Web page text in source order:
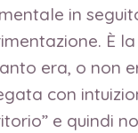
in
È
era, o non
con
e quindi